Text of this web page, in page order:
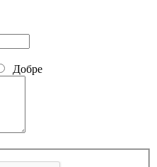
Добре